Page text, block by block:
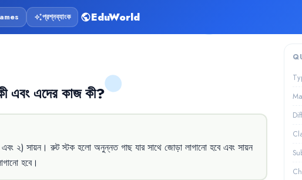
auto_awesomeপ্রশ্নব্যাংক publicEduWorld
এবং এদের কাজ কী?
এবং ২) সায়ন। রুট স্টক হলো অনুন্নত গাছ যার সাথে জোড়া লাগানো হবে এবং সায়ন
হবে।